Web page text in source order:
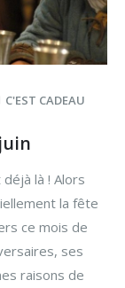
C'EST CADEAU
là ! Alors
la fête
ce mois de
ses
raisons de